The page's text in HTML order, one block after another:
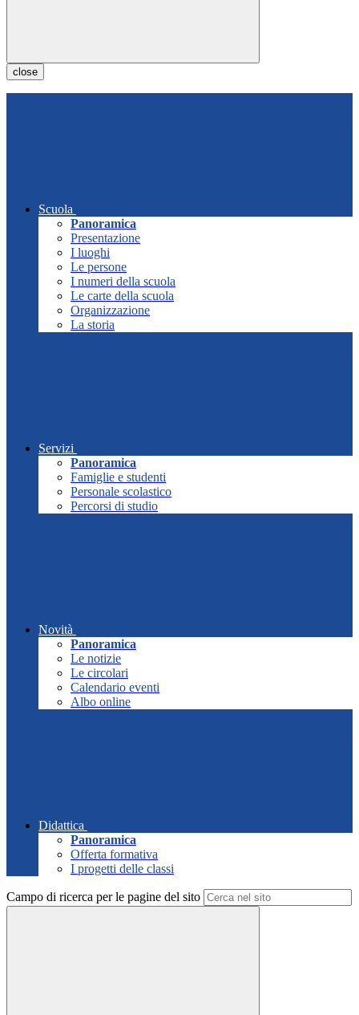
close
Scuola
Panoramica
Presentazione
I luoghi
Le persone
I numeri della scuola
Le carte della scuola
Organizzazione
La storia
Servizi
Panoramica
Famiglie e studenti
Personale scolastico
Percorsi di studio
Novità
Panoramica
Le notizie
Le circolari
Calendario eventi
Albo online
Didattica
Panoramica
Offerta formativa
I progetti delle classi
Campo di ricerca per le pagine del sito